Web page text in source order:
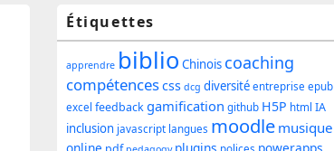
Zone
principale
de
widget
Étiquettes
apprendre biblio Chinois coaching
compétencescss dcg diversité entreprise epub
excel feedbackgamification github H5P html IA
inclusion javascript langues moodle musique